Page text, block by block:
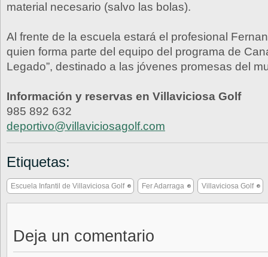
material necesario (salvo las bolas).
Al frente de la escuela estará el profesional
quien forma parte del equipo del programa de
Legado”, destinado a las jóvenes promesas del
Información y reservas en Villaviciosa Golf
985 892 632
deportivo@villaviciosagolf.com
Etiquetas:
Escuela Infantil de Villaviciosa Golf Fer Adarraga Villaviciosa Golf
Deja un comentario